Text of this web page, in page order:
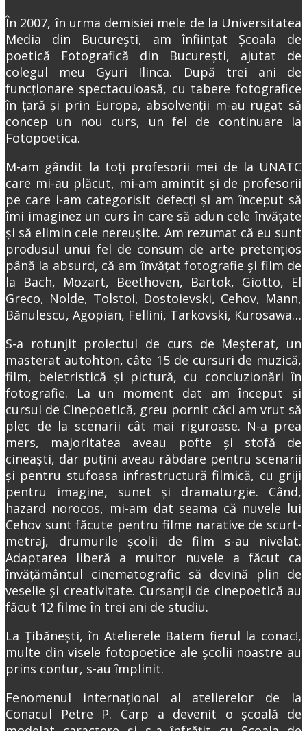
În 2007, în urma demisiei mele de la Universitatea
Media din București, am înființat Școala de
poetică Fotografică din București, ajutat de
colegul meu Gyuri Ilinca. După trei ani de
funcționare spectaculoasă, cu tabere fotografice
în țară și prin Europa, absolvenții m-au rugat să
concep un nou curs, un fel de continuare la
Fotopoetica.
M-am gândit la toți profesorii mei de la UNATC
care mi-au plăcut, mi-am amintit și de profesorii
pe care i-am categorisit defecți și am început să
îmi imaginez un curs în care să adun cele învățate
și să elimin cele nereușite. Am rezumat că eu sunt
produsul unui fel de consum de arte pretențios
până la absurd, că am învățat fotografie și film de
la Bach, Mozart, Beethoven, Bartok, Giotto, El
Greco, Nolde, Tolstoi, Dostoievski, Cehov, Mann,
Bănulescu, Agopian, Fellini, Tarkovski, Kurosawa…
S-a rotunjit proiectul de curs de Meșterat, un
masterat autohton, câte 15 de cursuri de muzică,
film, beletristică și pictură, cu concluzionări în
fotografie. La un moment dat am început și
cursul de Cinepoetică, greu pornit căci am vrut să
plec de la scenarii cât mai riguroase. N-a prea
mers, majoritatea aveau pofte și stofă de
cineaști, dar puțini aveau răbdare pentru scenarii
și pentru stufoasa infrastructură filmică, cu griji
pentru imagine, sunet și dramaturgie. Când,
hazard norocos, mi-am dat seama că nuvele lui
Cehov sunt făcute pentru filme narative de scurt-
metraj, drumurile școlii de film s-au nivelat.
Adaptarea liberă a multor nuvele a făcut ca
învățământul cinematografic să devină plin de
veselie și creativitate. Cursanții de cinepoetică au
făcut 12 filme în trei ani de studiu.
La Țibănești, în Atelierele Batem fierul la conac!,
multe din visele fotopoetice ale școlii noastre au
prins contur, s-au împlinit.
Fenomenul internațional al atelierelor de la
Conacul Petre P. Carp a devenit o școală de